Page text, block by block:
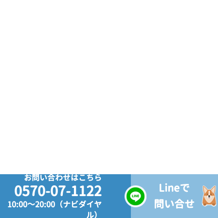
お問い合わせはこちら
0570-07-1122
10:00～20:00（ナビダイヤ
ル）
Lineで
問い合せ